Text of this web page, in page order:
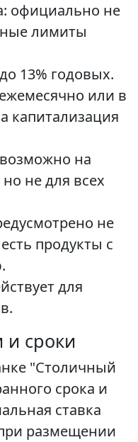
официально не
лимиты
13% годовых.
или в
капитализация
на
не для всех
не
продукты с
для
и сроки
"Столичный
срока и
ставка
размещении